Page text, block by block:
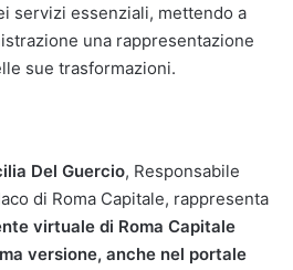
servizi essenziali, mettendo a
una rappresentazione
sue trasformazioni.
Del Guercio, Responsabile
di Roma Capitale, rappresenta
virtuale di Roma Capitale
versione, anche nel portale